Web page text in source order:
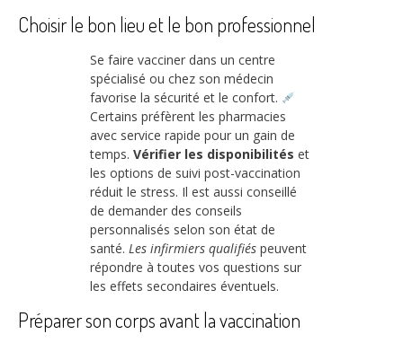
Choisir le bon lieu et le bon professionnel
Se faire vacciner dans un centre
spécialisé ou chez son médecin
favorise la sécurité et le confort.
Certains préfèrent les pharmacies
avec service rapide pour un gain de
temps. Vérifier les disponibilités et
les options de suivi post-vaccination
réduit le stress. Il est aussi conseillé
de demander des conseils
personnalisés selon son état de
santé. Les infirmiers qualifiés peuvent
répondre à toutes vos questions sur
les effets secondaires éventuels.
Préparer son corps avant la vaccination